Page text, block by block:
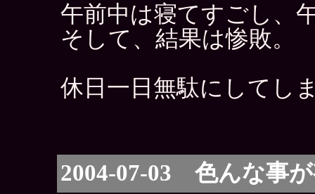
午前中は寝てすごし、
そして、結果は惨敗。
休日一日無駄にしてし
2004-07-03 色んな事